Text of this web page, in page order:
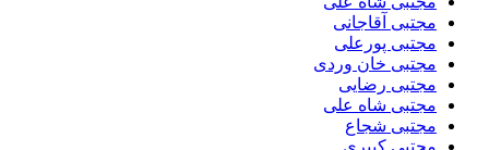
مجتبی آقاجانی
مجتبی پورعلی
مجتبی خان وردی
مجتبی رضایی
مجتبی شاه علی
مجتبی شجاع
مجتبی کبیری